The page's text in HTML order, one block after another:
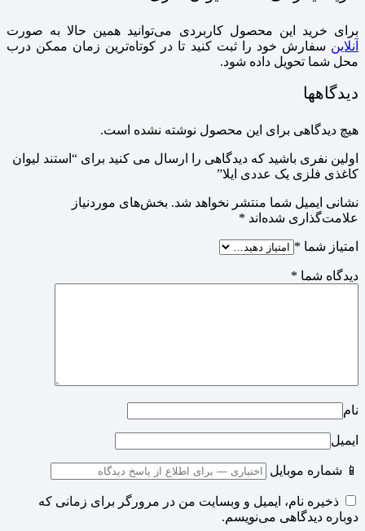
برای خرید این محصول کاربردی می‌توانید همین حالا به صورت
آنلاین سفارش خود را ثبت کنید تا در کوتاه‌ترین زمان ممکن درب
محل شما تحویل داده شود.
دیدگاهها
هیچ دیدگاهی برای این محصول نوشته نشده است.
اولین نفری باشید که دیدگاهی را ارسال می کنید برای “استند لیوان
کاغذی فلزی یک عددی ایلا”
نشانی ایمیل شما منتشر نخواهد شد. بخش‌های موردنیاز
علامت‌گذاری شده‌اند *
امتیاز شما *
دیدگاه شما *
نام
ایمیل
📱 شماره موبایل
ذخیره نام، ایمیل و وبسایت من در مرورگر برای زمانی که
دوباره دیدگاهی می‌نویسم.